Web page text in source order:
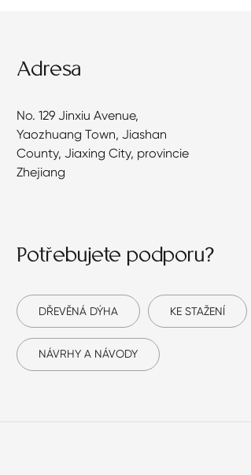
Adresa
No. 129 Jinxiu Avenue,
Yaozhuang Town, Jiashan
County, Jiaxing City, provincie
Zhejiang
Potřebujete podporu?
DŘEVĚNÁ DÝHA KE STAŽENÍ
NÁVRHY A NÁVODY